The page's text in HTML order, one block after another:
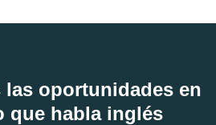
oportunidades en
que habla inglés